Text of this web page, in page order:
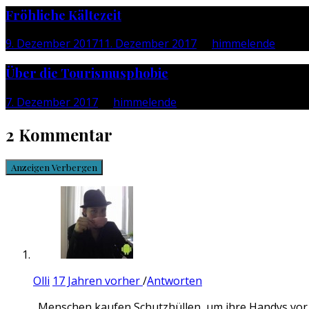
Fröhliche Kältezeit
9. Dezember 201711. Dezember 2017 himmelende
Über die Tourismusphobie
7. Dezember 2017 himmelende
2 Kommentar
Anzeigen Verbergen
Olli 17 Jahren vorher/Antworten